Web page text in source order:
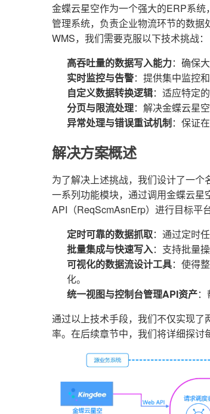
金蝶云星空作为一个强大的ERP系
管理系统，负责企业物流环节的数
WMS，我们需要克服以下技术挑战：
高吞吐量的数据写入能力：确保
实时监控与告警：提供集中监控
自定义数据转换逻辑：适应特定
分页与限流处理：解决金蝶云星
异常处理与错误重试机制：保证
解决方案概述
为了解决上述挑战，我们设计了一个
一系列功能模块，通过调用金蝶云
API（ReqScmAsnErp）进行目标平
定时可靠的数据抓取：通过定时
批量集成与快速写入：支持批量
可视化的数据流设计工具：使得
化。
统一视图与控制台管理API资产
通过以上技术手段，我们不仅实现
率。在后续章节中，我们将详细探讨